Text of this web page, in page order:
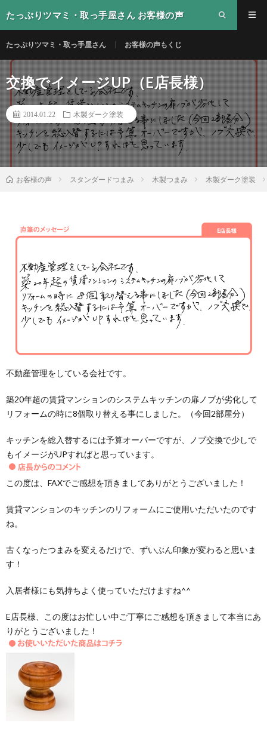
たっぷりツマミ・取っ手屋さん お客様の声
たっぷりツマミ・取っ手屋さん お客様の声もくじ
交換でイメージUP（E店長様）
2014.01.22 木製ダーク塗装
お客様の声 スタンダードつまみ 木製つまみ 木製ダーク塗装
不動産管理をしている会社です。
築20年超の賃貸マンションのシステムキッチンの扉ノブが劣化して
リフォームの時に8個取り替える事にしました。（今回2部屋分）
キッチンを総入替するには予算オーバーですが、ノブ交換で少しで
もイメージがUPすればと思っています。
この度は、FAXでご感想を頂きましてありがとうございました！
賃貸マンションのキッチンのリフォームにご使用いただいたのです
ね。
古くなったつまみを変えるだけで、ずいぶん印象が変わると思いま
す！
入居者様にも気持ちよく使っていただけますね^^
E店長様、この度はお忙しい中ご丁寧にご感想を頂きまして本当にあ
りがとうございました！